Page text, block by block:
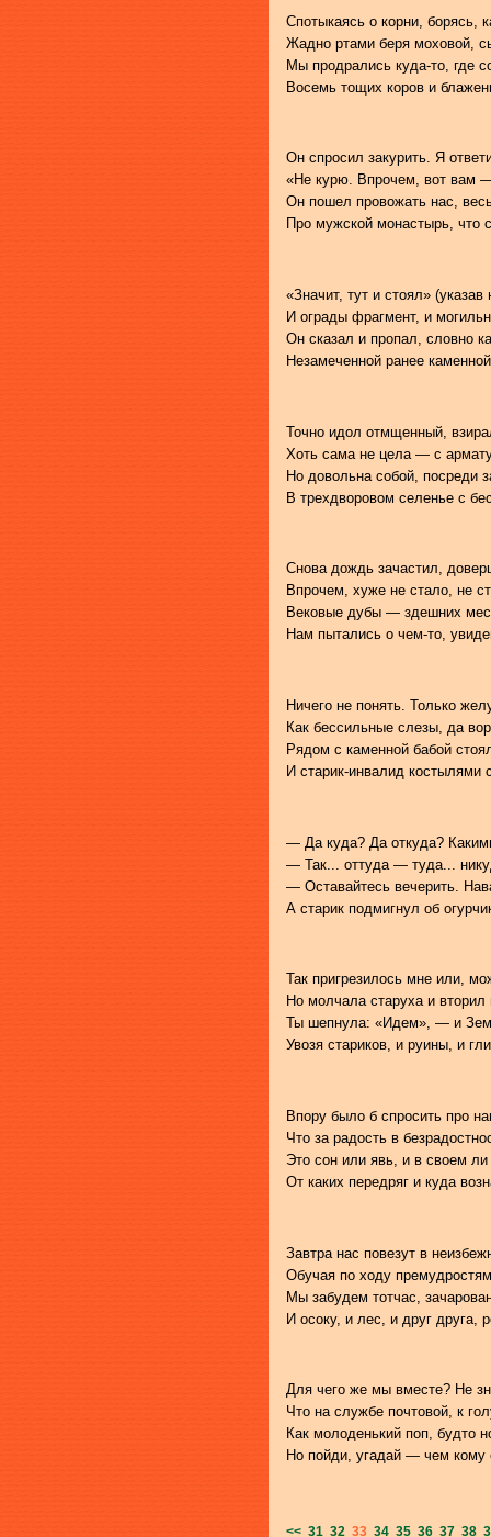
Спотыкаясь о корни, борясь,
Жадно ртами беря моховой,
Мы продрались куда-то, где
Восемь тощих коров и
Он спросил закурить. Я
«Не курю. Впрочем, вот вам
Он пошел провожать нас,
Про мужской монастырь, что
«Значит, тут и стоял»
И ограды фрагмент, и
Он сказал и пропал, словно
Незамеченной ранее
Точно идол отмщенный,
Хоть сама не цела — с
Но довольна собой, посреди
В трехдворовом селенье с
Снова дождь зачастил,
Впрочем, хуже не стало, не
Вековые дубы — здешних
Нам пытались о чем-то,
Ничего не понять. Только
Как бессильные слезы, да
Рядом с каменной бабой
И старик-инвалид костылями
— Да куда? Да откуда?
— Так... оттуда — туда...
— Оставайтесь вечерить.
А старик подмигнул об
Так пригрезилось мне или,
Но молчала старуха и
Ты шепнула: «Идем», — и
Увозя стариков, и руины, и
Впору было б спросить про
Что за радость в
Это сон или явь, и в своем
От каких передряг и куда
Завтра нас повезут в
Обучая по ходу
Мы забудем тотчас,
И осоку, и лес, и друг друга,
Для чего же мы вместе? Не
Что на службе почтовой, к
Как молоденький поп, будто
Но пойди, угадай — чем кому
<< 31 32 33 34 35 36 37 38